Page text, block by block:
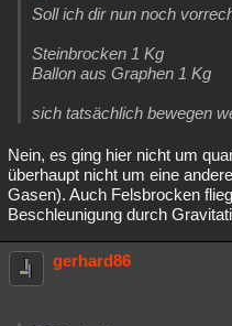
Soll ich dir nun noch
Steinbrocken 1 Kg
Ballon aus Graphen 1 Kg
sich tatsächlich bewegen
Nein, es ging hier nicht um
überhaupt nicht um eine
Gasen). Auch Felsbrocken
Beschleunigung durch
gerhard86